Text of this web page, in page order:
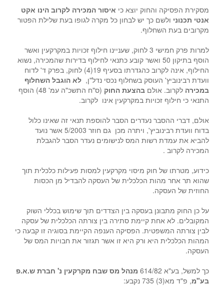
מסקירת הפסיקה והחוק יוצא כי איסור המכירה לקרוב הינו אקט
אנטי תכנוני ולשם כך יש לבחון כל מקרה לגופו בעת שלילת הפטור
מקרובים בעת השחלוף.
למרות פרק חמישי 3 לחוק, שעניינו חילוף זכויות במקרקעין ואשר
הוסף בתיקון 50 ואשר קובע כתנאי לחילוף בדירות שהמכירה, נשוא
החילוף, אינה לקרוב כהגדרתו בסעיף 19(4) לחוק, בפרק ד' לדוח
וועדת רבינוביץ' העוסק בשחלוף נכסי נדל"ן, לא הוגבל השחלוף
במכירה לקרוב. אולם בהצעת החוק
(ס"ח התשכ"ה עמ' 48) הוסף
התנאי כי חילוף זכויות במקרקעין אינו לקרוב.
אולם, דברי ההסבר נעדרים הסבר להוספת תנאי זה שאינו כלול
בדוח וועדת רבינוביץ', ויתרה מכן גם חוזר 5/2003 אשר נועד
להביא את עמדת רשות המס לנישומים נעדר הסבר להגבלת
המכירה לקרוב .
כידוע, מטרתו של חוק מיסוי מקרקעין למסות פעילות כלכלית תוך
שהוא תר אחר מהות הכלכלית של העסקה להבדיל מן הכסות
החוזית של העסקה.
על כן החוק מתבונן בעסקה בין הצדדים תוך שימוש בכללי השוק
המקובלים. לא אחת קיימת סתירה בין צורתה הכלכלית של עסקה
לבין צורתה המשפטית. הפסיקה הענפה הקיימת בסוגיה זו קבעה כי
המהות הכלכלית היא ורק היא זו אשר תגזור את חבויות המס של
העסקה.
כך למשל, בע"א 614/82
מנהל מס שבח מקרקעין נ' חברת ש.א.פ
בע"מ, פ"ד מא(3) 735 נקבע: